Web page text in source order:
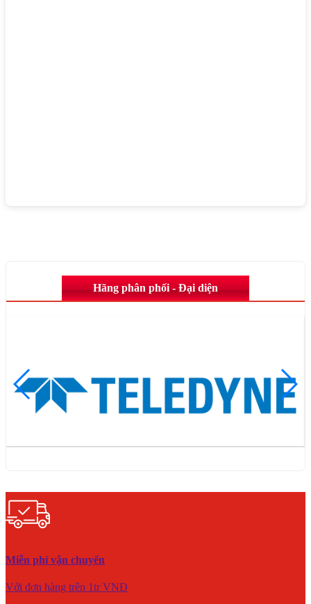
Hãng phân phối - Đại diện
Miễn phí vận chuyển
Với đơn hàng trên 1tr VNĐ